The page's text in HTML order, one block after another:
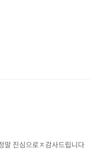
말 진심으로ㅈ감사드립니다